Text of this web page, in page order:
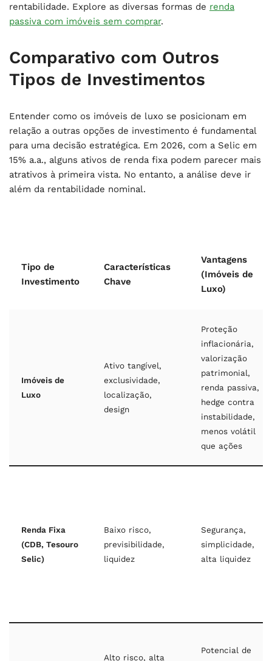
rentabilidade. Explore as diversas formas de renda
passiva com imóveis sem comprar.
Comparativo com Outros
Tipos de Investimentos
Entender como os imóveis de luxo se posicionam em
relação a outras opções de investimento é fundamental
para uma decisão estratégica. Em 2026, com a Selic em
15% a.a., alguns ativos de renda fixa podem parecer mais
atrativos à primeira vista. No entanto, a análise deve ir
além da rentabilidade nominal.
Tipo de
Investimento
Características
Chave
Vantagens
(Imóveis de
Luxo)
Imóveis de
Luxo
Ativo tangível,
exclusividade,
localização,
design
Proteção
inflacionária,
valorização
patrimonial,
renda passiva,
hedge contra
instabilidade,
menos volátil
que ações
Renda Fixa
(CDB, Tesouro
Selic)
Baixo risco,
previsibilidade,
liquidez
Segurança,
simplicidade,
alta liquidez
Alto risco, alta
Potencial de